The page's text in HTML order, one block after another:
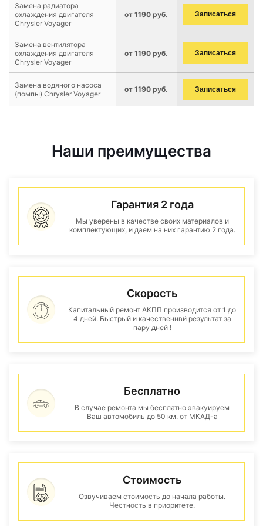
Замена радиатора
охлаждения двигателя
Chrysler Voyager
от 1190 руб. Записаться
Замена вентилятора
охлаждения двигателя
Chrysler Voyager
от 1190 руб. Записаться
Замена водяного насоса
(помпы) Chrysler Voyager
от 1190 руб. Записаться
Наши преимущества
Гарантия 2 года
Мы уверены в качестве своих материалов и
комплектующих, и даем на них гарантию 2 года.
Скорость
Капитальный ремонт АКПП производится от 1 до
4 дней. Быстрый и качественнвй результат за
пару дней !
Бесплатно
В случае ремонта мы бесплатно эвакуируем
Ваш автомобиль до 50 км. от МКАД-а
Стоимость
Озвучиваем стоимость до начала работы.
Честность в приоритете.